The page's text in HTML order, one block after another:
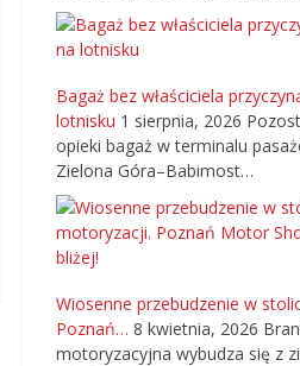
Bagaż bez właściciela
lotnisku 1 sierpnia, 2026
opieki bagaż w terminalu
Zielona Góra–Babimost…
Wiosenne przebudzenie w
Poznań… 8 kwietnia, 2026
motoryzacyjna wybudza się z